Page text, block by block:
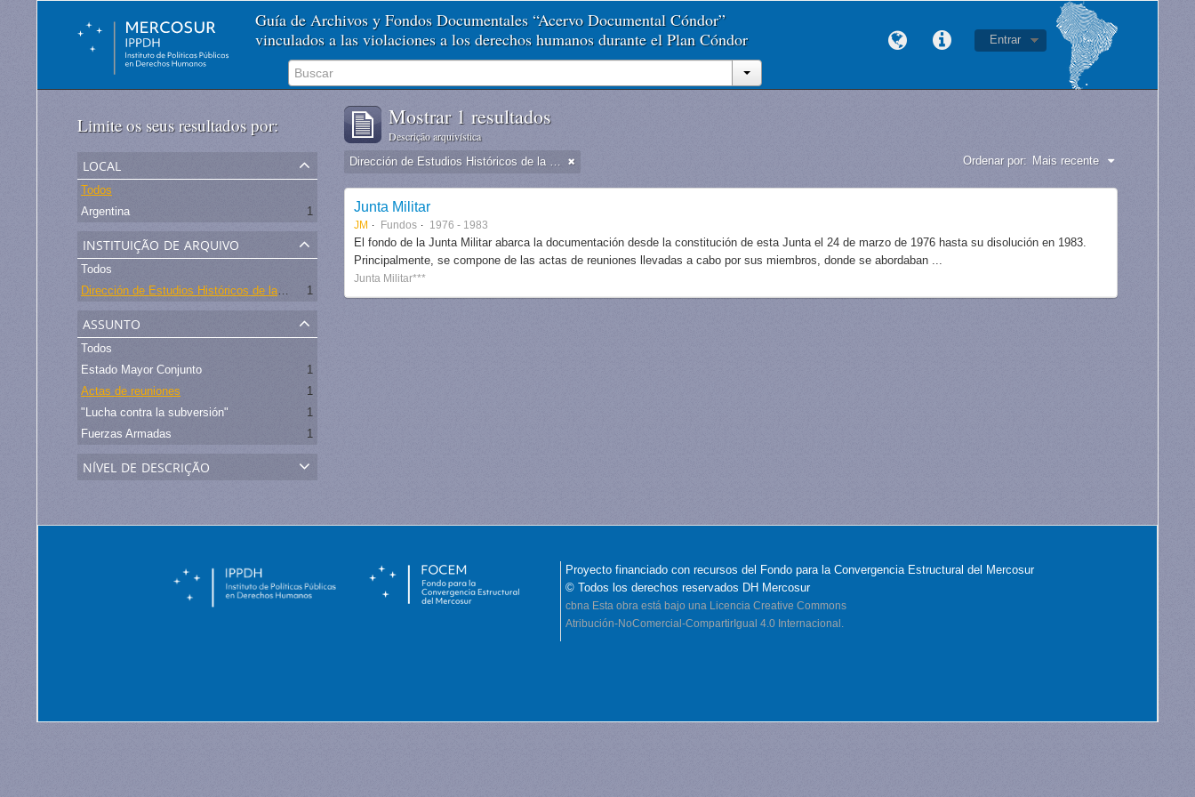
Guía de Archivos y Fondos Documentales “Acervo Documental Cóndor”
vinculados a las violaciones a los derechos humanos durante el Plan Cóndor
Entrar
Limite os seus resultados por:
local
Todos
Argentina
1
instituição de arquivo
Todos
Dirección de Estudios Históricos de la Fuerza Aérea
1
assunto
Todos
Estado Mayor Conjunto
1
Actas de reuniones
1
"Lucha contra la subversión"
1
Fuerzas Armadas
1
nível de descrição
Mostrar 1 resultados
Descrição arquivística
Dirección de Estudios Históricos de la Fuerza Aérea Ordenar por: Mais recente
Junta Militar
JM Fundos 1976 - 1983
El fondo de la Junta Militar abarca la documentación desde la constitución de esta Junta el 24 de marzo de 1976 hasta su disolución en 1983.
Principalmente, se compone de las actas de reuniones llevadas a cabo por sus miembros, donde se abordaban ...
Junta Militar***
Proyecto financiado con recursos del Fondo para la Convergencia Estructural del Mercosur
© Todos los derechos reservados DH Mercosur
cbna Esta obra está bajo una Licencia Creative Commons
Atribución-NoComercial-CompartirIgual 4.0 Internacional.